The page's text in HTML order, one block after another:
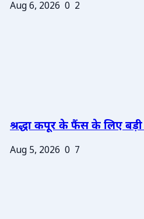
Aug 6, 2026 0 2
श्रद्धा कपूर के फैंस के लिए
Aug 5, 2026 0 7